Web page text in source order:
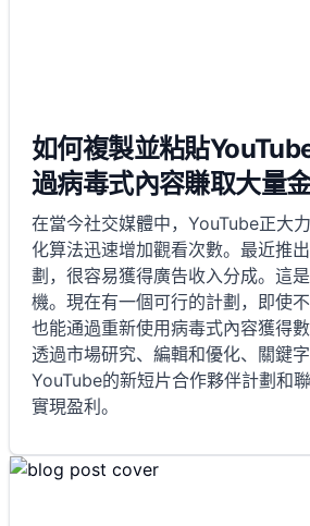
如何複製並粘貼
過病毒式內容賺取大量金
在當今社交媒體中，YouTube正大
化算法迅速增加觀看次數。最近推
劃，很容易獲得廣告收入分成。這
機。現在有一個可行的計劃，即使不
也能通過重新使用病毒式內容獲得數
透過市場研究、編輯和優化、關鍵
YouTube的新短片合作夥伴計劃和
實現盈利。